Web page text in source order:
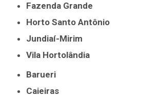
Fazenda Grande
Horto Santo Antônio
Jundiaí-Mirim
Vila Hortolândia
Barueri
Caieiras